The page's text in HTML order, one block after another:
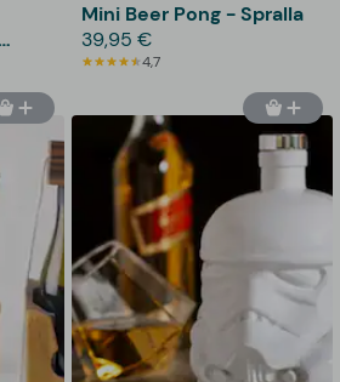
Mini Beer Pong - Spralla
39,95 €
4,7